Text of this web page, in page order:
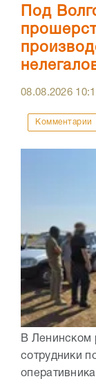
Под
08.08.2026
Комментарии
В Ленинском
сотрудники